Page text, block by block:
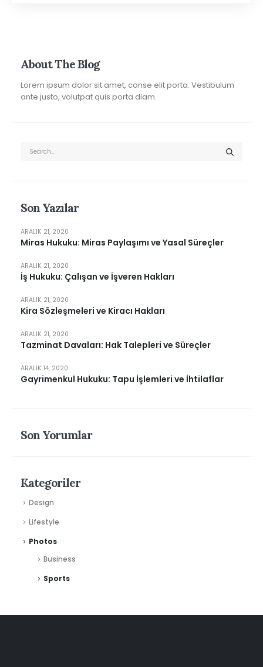
About The Blog
Lorem ipsum dolor sit amet, conse elit porta. Vestibulum
ante justo, volutpat quis porta diam.
Son Yazılar
Miras Hukuku: Miras Paylaşımı ve Yasal Süreçler
ARALIK 21, 2020
İş Hukuku: Çalışan ve İşveren Hakları
ARALIK 21, 2020
Kira Sözleşmeleri ve Kiracı Hakları
ARALIK 21, 2020
Tazminat Davaları: Hak Talepleri ve Süreçler
ARALIK 21, 2020
Gayrimenkul Hukuku: Tapu İşlemleri ve İhtilaflar
ARALIK 14, 2020
Son Yorumlar
Kategoriler
Design
Lifestyle
Photos
Business
Sports